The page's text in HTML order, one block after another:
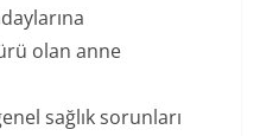
olan anne
sağlık sorunları